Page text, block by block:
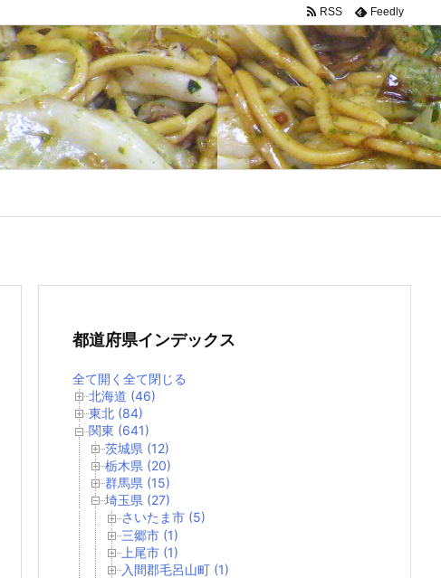
RSS Feedly
都道府県インデックス
全て開く 全て閉じる
北海道 (46)
東北 (84)
関東 (641)
茨城県 (12)
栃木県 (20)
群馬県 (15)
埼玉県 (27)
さいたま市 (5)
三郷市 (1)
上尾市 (1)
入間郡毛呂山町 (1)